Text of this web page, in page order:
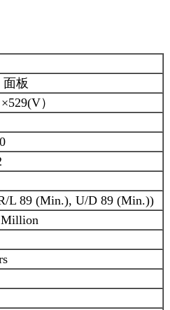
面板
）
L 89 (Min.), U/D 89 (Min.))
Million